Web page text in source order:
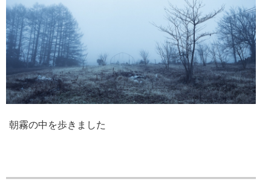
朝霧の中を歩きました